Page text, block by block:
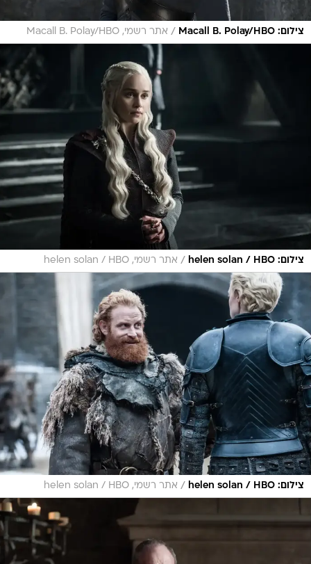
צילום: Macall B. Polay/HBO / אתר רשמי, Macall B. Polay/HBO
צילום: helen solan / HBO / אתר רשמי, helen solan / HBO
צילום: helen solan / HBO / אתר רשמי, helen solan / HBO